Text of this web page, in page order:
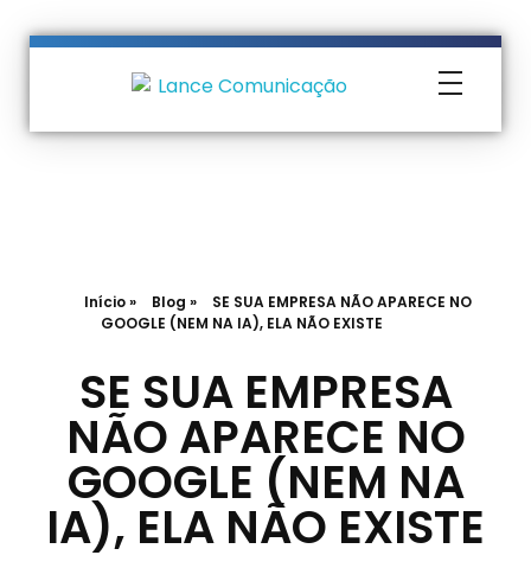
Início» Blog »
SE SUA EMPRESA NÃO APARECE NO
GOOGLE (NEM NA IA), ELA NÃO EXISTE
SE SUA EMPRESA
NÃO APARECE NO
GOOGLE (NEM NA
IA), ELA NÃO EXISTE